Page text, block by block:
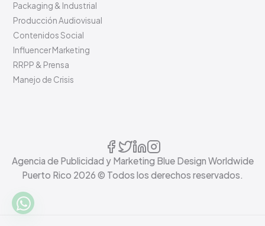
Packaging & Industrial
Producción Audiovisual
Contenidos Social
Influencer Marketing
RRPP & Prensa
Manejo de Crisis
Agencia de Publicidad y Marketing Blue Design Worldwide
Puerto Rico 2026 © Todos los derechos reservados.